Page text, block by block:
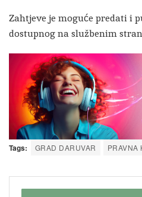
Zahtjeve je moguće predati i
dostupnog na službenim
Tags: GRAD DARUVAR PRAVNA